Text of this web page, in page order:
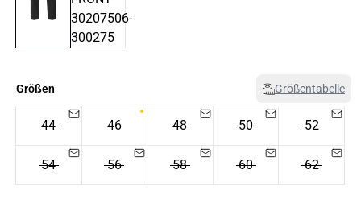
Größen Größentabelle
44 46 48 50 52
54 56 58 60 62